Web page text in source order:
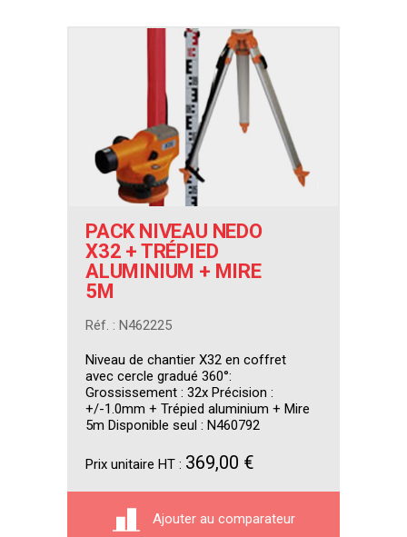
PACK NIVEAU NEDO
X32 + TRÉPIED
ALUMINIUM + MIRE
5M
Réf. : N462225
Niveau de chantier X32 en coffret
avec cercle gradué 360°:
Grossissement : 32x Précision :
+/-1.0mm + Trépied aluminium + Mire
5m Disponible seul : N460792
Prix unitaire HT : 369,00 €
Ajouter au comparateur